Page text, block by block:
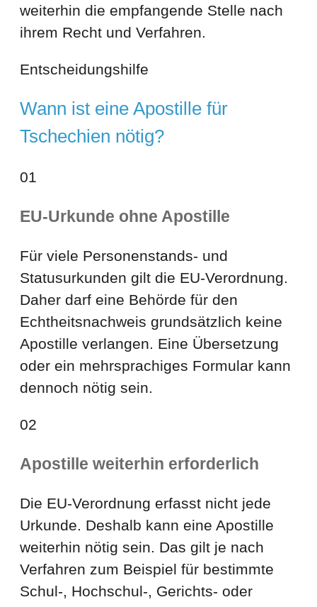
weiterhin die empfangende Stelle nach
ihrem Recht und Verfahren.
Entscheidungshilfe
Wann ist eine Apostille für
Tschechien nötig?
01
EU-Urkunde ohne Apostille
Für viele Personenstands- und
Statusurkunden gilt die EU-Verordnung.
Daher darf eine Behörde für den
Echtheitsnachweis grundsätzlich keine
Apostille verlangen. Eine Übersetzung
oder ein mehrsprachiges Formular kann
dennoch nötig sein.
02
Apostille weiterhin erforderlich
Die EU-Verordnung erfasst nicht jede
Urkunde. Deshalb kann eine Apostille
weiterhin nötig sein. Das gilt je nach
Verfahren zum Beispiel für bestimmte
Schul-, Hochschul-, Gerichts- oder